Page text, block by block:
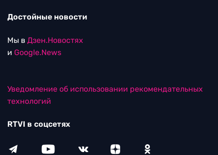
Достойные новости
Мы в Дзен.Новостях
и Google.News
Уведомление об использовании рекомендательных
технологий
RTVI в соцсетях